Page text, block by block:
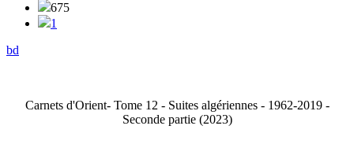
675
1
bd
Carnets d'Orient- Tome 12 - Suites algériennes - 1962-2019 -
Seconde partie (2023)